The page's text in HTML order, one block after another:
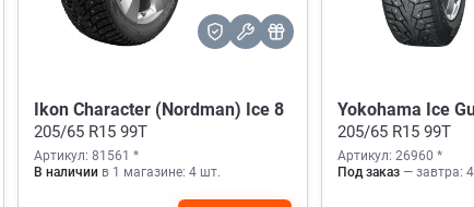
Ikon Character (Nordman) Ice 8
205/65 R15 99T
Артикул: 81561 *
В наличии в 1 магазине: 4 шт.
Yokohama Ice
205/65 R15 99T
Артикул: 26960 *
Под заказ — завтра: